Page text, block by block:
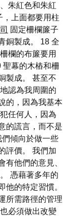
朱紅色和朱紅
，上面都要用柱
固定柵欄簾子
銅製成。 18 全
欄的布簾要用
聖幕的木樁和柵
製成。 甚至不
認為我周圍的
的，因為我基本
任何人，因為
的謊言，而不是
們傾向於做一些
評價。 我們加
有他們的意見、
憑藉著多年的
他的特定習慣。
所需路徑的管理
必須做出改變